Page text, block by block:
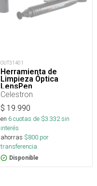
OUT31401
Herramienta de
Limpieza Óptica
LensPen
Celestron
$ 19.990
en 6cuotas de $3.332sin
interés
ahorras $800 por
transferencia.
Disponible